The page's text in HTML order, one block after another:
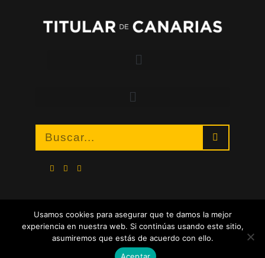
Usamos cookies para asegurar que te damos la mejor
experiencia en nuestra web. Si continúas usando este sitio,
asumiremos que estás de acuerdo con ello.
Aceptar